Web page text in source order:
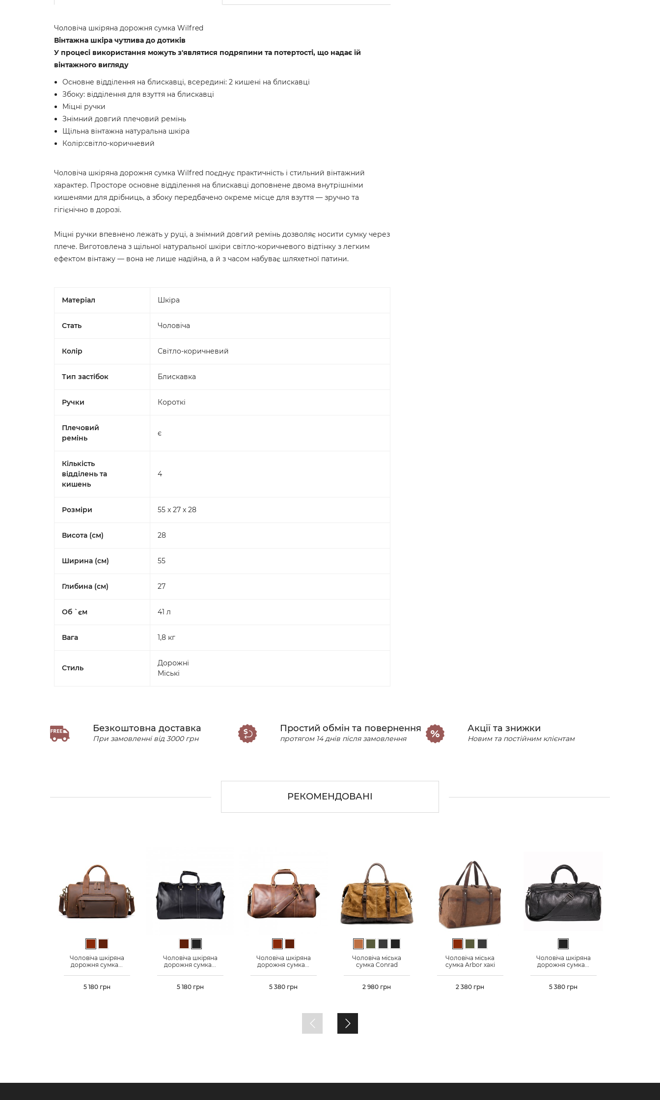
Чоловіча шкіряна дорожня сумка Wilfred
Вінтажна шкіра чутлива до дотиків
У процесі використання можуть з'являтися подряпини та потертості, що надає їй
вінтажного вигляду
Основне відділення на блискавці, всередині: 2 кишені на блискавці
Збоку: відділення для взуття на блискавці
Міцні ручки
Знімний довгий плечовий ремінь
Щільна вінтажна натуральна шкіра
Колір:світло-коричневий
Чоловіча шкіряна дорожня сумка Wilfred поєднує практичність і стильний вінтажний
характер. Просторе основне відділення на блискавці доповнене двома внутрішніми
кишенями для дрібниць, а збоку передбачено окреме місце для взуття — зручно та
гігієнічно в дорозі.
Міцні ручки впевнено лежать у руці, а знімний довгий ремінь дозволяє носити сумку через
плече. Виготовлена з щільної натуральної шкіри світло-коричневого відтінку з легким
ефектом вінтажу — вона не лише надійна, а й з часом набуває шляхетної патини.
Матеріал Шкіра
Стать Чоловіча
Колір Світло-коричневий
Тип застібок Блискавка
Ручки Короткі
Плечовий
ремінь
є
Кількість
відділень та
кишень
4
Розміри 55 x 27 x 28
Висота (см) 28
Ширина (см) 55
Глибина (см) 27
Об `єм 41 л
Вага 1,8 кг
Стиль
Дорожні
Міські
Безкоштовна доставка
При замовленні від 3000 грн
Простий обмін та повернення
протягом 14 днів після замовлення
Акції та знижки
Новим та постійним клієнтам
РЕКОМЕНДОВАНІ
Чоловіча шкіряна
дорожня сумка...
Ціна
5 180 грн
Чоловіча шкіряна
дорожня сумка...
Ціна
5 180 грн
Чоловіча шкіряна
дорожня сумка...
Ціна
5 380 грн
Чоловіча міська
сумка Conrad
Ціна
2 980 грн
Чоловіча міська
сумка Arbor хакі
Ціна
2 380 грн
Чоловіча шкіряна
дорожня сумка...
Ціна
5 380 грн